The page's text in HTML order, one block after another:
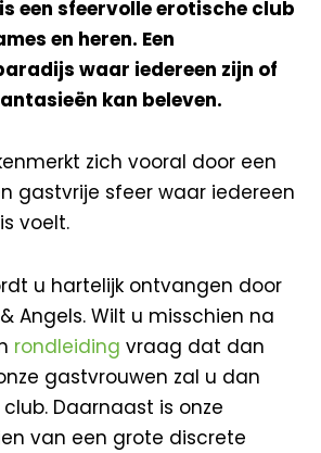
een sfeervolle erotische club
en heren. Een
waar iedereen zijn of
kan beleven.
zich vooral door een
gastvrije sfeer waar iedereen
voelt.
u hartelijk ontvangen door
Angels. Wilt u misschien na
rondleiding vraag dat dan
gastvrouwen zal u dan
Daarnaast is onze
van een grote discrete